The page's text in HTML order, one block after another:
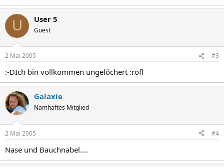
U User 5
Guest
2 Mai 2005 #3
:-DIch bin vollkommen ungelöchert :rofl
Galaxie
Namhaftes Mitglied
2 Mai 2005 #4
Nase und Bauchnabel....